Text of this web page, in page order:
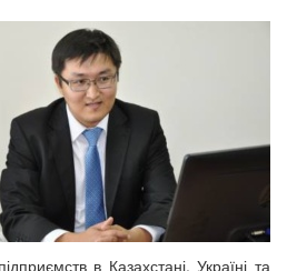
в Казахстані, Україні та